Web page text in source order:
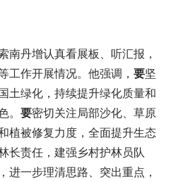
南丹增认真看展板、听汇报，
工作开展情况。他强调，要坚
土绿化，持续提升绿化质量和
。要密切关注局部沙化、草原
植被修复力度，全面提升生态
长责任，建强乡村护林员队
进一步理清思路、突出重点，